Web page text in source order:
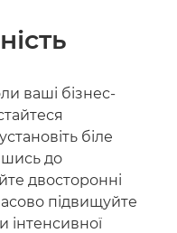
ваші бізнес-
біле
до
двосторонні
підвищуйте
інтенсивної